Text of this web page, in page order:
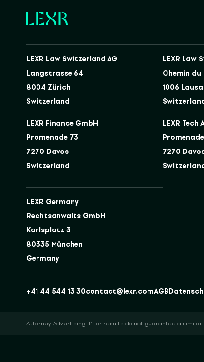
LEXR Law Switzerland AG
Langstrasse 64
8004 Zürich
Switzerland
LEXR Law
Chemin
1006
Switzerland
LEXR Finance GmbH
Promenade 73
7270 Davos
Switzerland
LEXR Tech
7270
Switzerland
LEXR Germany
Rechtsanwalts GmbH
Karlsplatz 3
80335 München
Germany
+41 44 544 13 30contact@lexr.comAGB
Attorney Advertising. Prior results do not guarantee a similar